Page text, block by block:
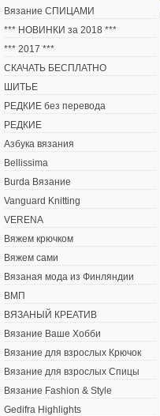
Вязание СПИЦАМИ
*** НОВИНКИ за 2018 ***
*** 2017 ***
СКАЧАТЬ БЕСПЛАТНО
ШИТЬЕ
РЕДКИЕ без перевода
РЕДКИЕ
Азбука вязания
Bellissima
Burda Вязание
Vanguard Knitting
VERENA
Вяжем крючком
Вяжем сами
Вязаная мода из Финляндии
ВМП
ВЯЗАНЫЙ КРЕАТИВ
Вязание Ваше Хобби
Вязание для взрослых Крючок
Вязание для взрослых Спицы
Вязание Fashion & Style
Gedifra Highlights